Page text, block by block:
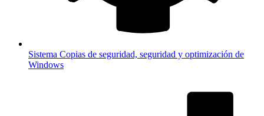
Sistema Copias de seguridad, seguridad y optimización de
Windows